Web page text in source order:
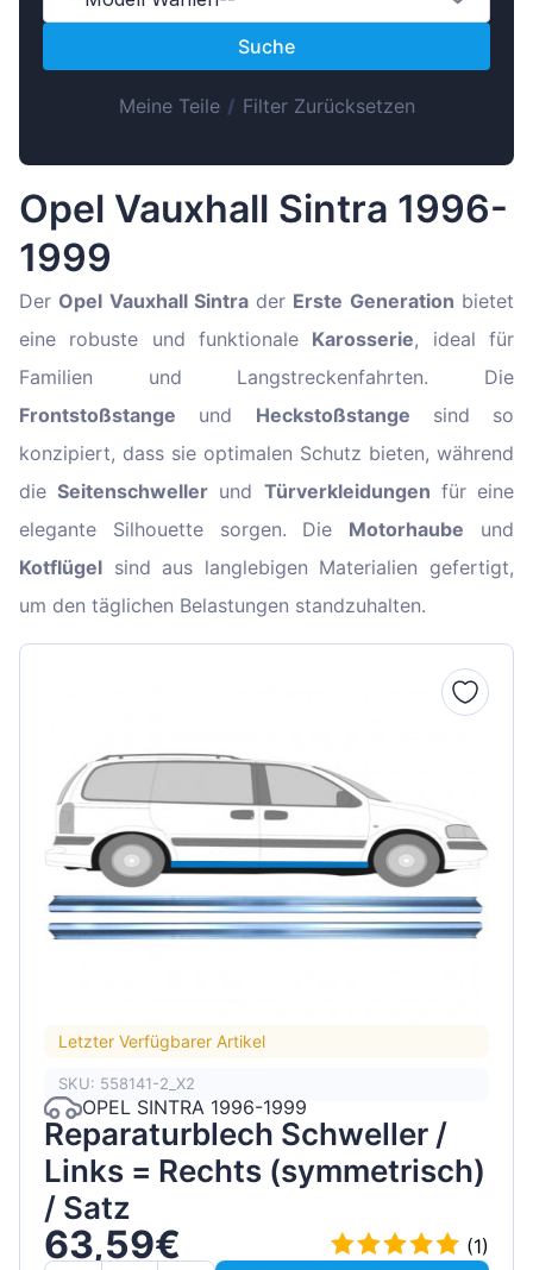
Lietuvių
Slovenian
Latvian
Suche
Meine Teile/ Filter Zurücksetzen
Opel Vauxhall Sintra 1996-
1999
Der Opel Vauxhall Sintrader Erste Generation bietet
eine robuste und funktionale Karosserie, ideal für
Familien und Langstreckenfahrten. Die
Frontstoßstange und Heckstoßstange sind so
konzipiert, dass sie optimalen Schutz bieten, während
dieSeitenschweller und Türverkleidungen für eine
elegante Silhouette sorgen. Die Motorhaube und
Kotflügel sind aus langlebigen Materialien gefertigt,
um den täglichen Belastungen standzuhalten.
Letzter Verfügbarer Artikel
SKU: 558141-2_X2
OPEL SINTRA 1996-1999
Reparaturblech Schweller /
Links = Rechts (symmetrisch)
/ Satz
63,59€
(1)